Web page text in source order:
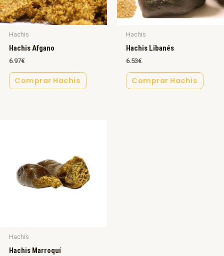
Hachis
Hachis Afgano
6.97€
Comprar Hachis
Hachis
Hachis Libanés
6.53€
Comprar Hachis
Hachis
Hachis Marroquí